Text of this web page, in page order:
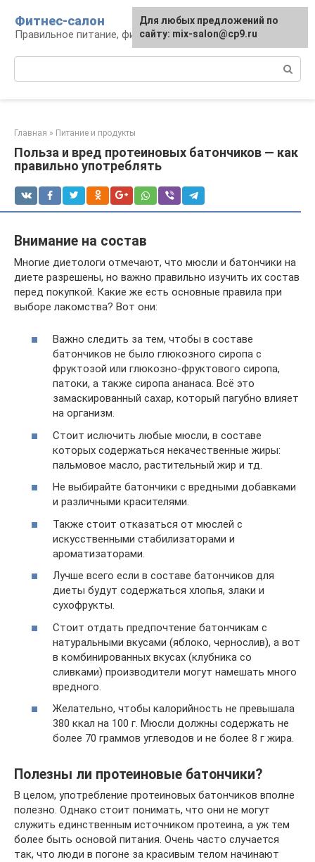
контенту
Фитнес-салон
Правильное питание, фитнес, образ жизни
Главная » Питание и продукты
Польза и вред протеиновых батончиков — как
правильно употреблять
Внимание на состав
Многие диетологи отмечают, что мюсли и батончики на
диете разрешены, но важно правильно изучить их состав
перед покупкой. Какие же есть основные правила при
выборе лакомства? Вот они:
Важно следить за тем, чтобы в составе
батончиков не было глюкозного сиропа с
фруктозой или глюкозно-фруктового сиропа,
патоки, а также сиропа ананаса. Всё это
замаскированный сахар, который пагубно влияет
на организм.
Стоит ислючить любые мюсли, в составе
которых содержаться некачественные жиры:
пальмовое масло, растительный жир и тд.
Не выбирайте батончики с вредными добавками
и различными красителями.
Также стоит отказаться от мюслей с
искусственными стабилизаторами и
ароматизаторами.
Лучше всего если в составе батончиков для
диеты будут содержаться хлопья, злаки и
сухофрукты.
Стоит отдать предпочтение батончикам с
натуральными вкусами (яблоко, чернослив), а вот
в комбинированных вкусах (клубника со
сливками) производители могут намешать много
вредного.
Желательно, чтобы калорийность не превышала
380 ккал на 100 г. Мюсли должны содержать не
более 70 граммов углеводов и не более 8 г жира.
Полезны ли протеиновые батончики?
В целом, употребление протеиновых батончиков вполне
полезно. Однако стоит понимать, что они не могут
служить единственным источником протеина, а уж тем
более быть основой питания. Очень часто случается
так, что люди в погоне за красивым телом начинают
Для любых предложений по
сайту: mix-salon@cp9.ru